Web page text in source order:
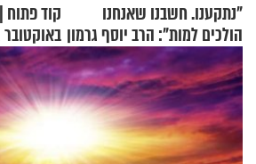
"נתקענו. חשבנו שאנחנו
הולכים למות": הרב יוסף גרמון
בריאיון מרתק
תשובות"